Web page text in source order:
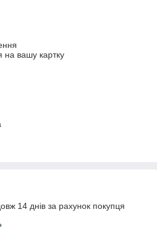
на вашу картку
14 днів за рахунок покупця